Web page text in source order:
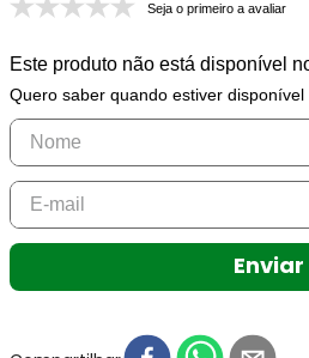
Seja o primeiro a avaliar
Este produto não está disponível
Quero saber quando estiver disponível
Enviar